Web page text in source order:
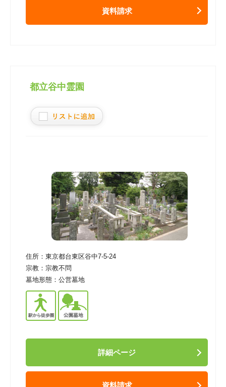
資料請求
都立谷中霊園
住所： 東京都台東区谷中7-5-24
宗教： 宗教不問
墓地形態： 公営墓地
詳細ページ